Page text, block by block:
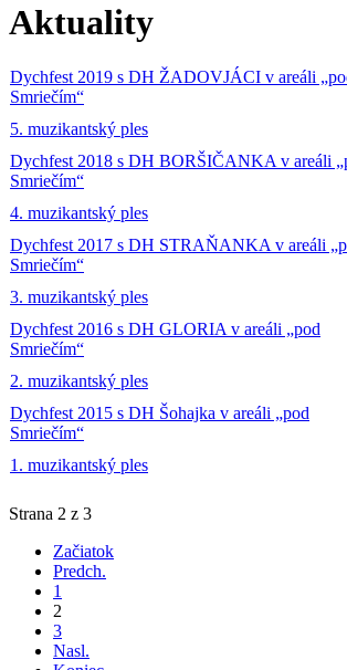
Aktuality
Dychfest 2019 s DH ŽADOVJÁCI v areáli
Smriečím“
5. muzikantský ples
Dychfest 2018 s DH BORŠIČANKA v areáli
Smriečím“
4. muzikantský ples
Dychfest 2017 s DH STRAŇANKA v areáli
Smriečím“
3. muzikantský ples
Dychfest 2016 s DH GLORIA v areáli „pod
Smriečím“
2. muzikantský ples
Dychfest 2015 s DH Šohajka v areáli „pod
Smriečím“
1. muzikantský ples
Strana 2 z 3
Začiatok
Predch.
1
2
3
Nasl.